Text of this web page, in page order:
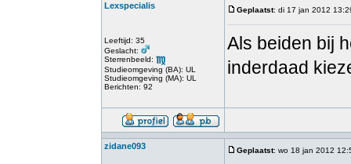
Lexspecialis
Leeftijd: 35
Geslacht:
Sterrenbeeld:
Studieomgeving (BA): UL
Studieomgeving (MA): UL
Berichten: 92
Geplaatst: di 17 jan 2012
Als beiden bij
inderdaad
zidane093 Geplaatst: wo 18 jan 2012